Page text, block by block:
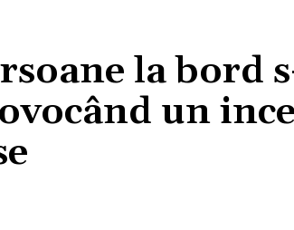
la bord
un